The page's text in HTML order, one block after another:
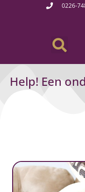
0226-
Help! Een